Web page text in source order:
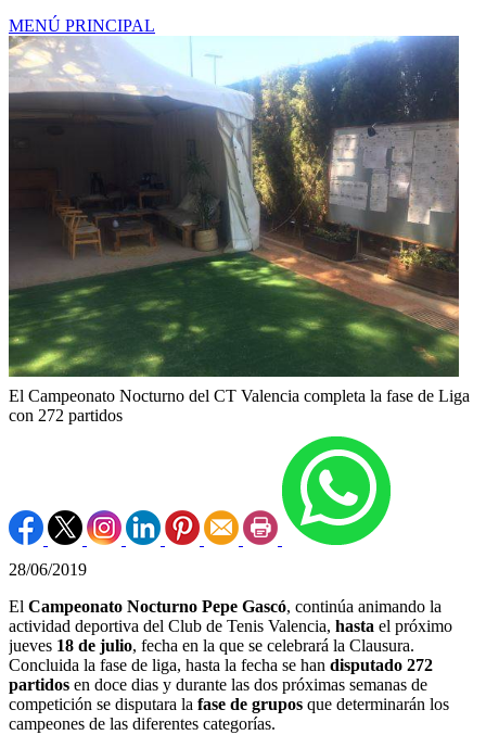
MENÚ PRINCIPAL
El Campeonato Nocturno del CT Valencia completa la fase de Liga
con 272 partidos
28/06/2019
El Campeonato Nocturno Pepe Gascó, continúa animando la
actividad deportiva del Club de Tenis Valencia, hasta el próximo
jueves 18 de julio, fecha en la que se celebrará la Clausura.
Concluida la fase de liga, hasta la fecha se han disputado 272
partidos en doce dias y durante las dos próximas semanas de
competición se disputara la fase de grupos que determinarán los
campeones de las diferentes categorías.